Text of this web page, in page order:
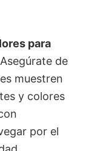
para
de
muestren
y colores
por el